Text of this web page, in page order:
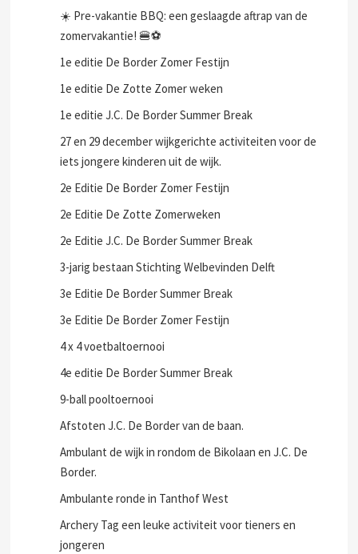
☀️ Pre-vakantie BBQ: een geslaagde aftrap van de
zomervakantie! 🍔⚽
1e editie De Border Zomer Festijn
1e editie De Zotte Zomer weken
1e editie J.C. De Border Summer Break
27 en 29 december wijkgerichte activiteiten voor de
iets jongere kinderen uit de wijk.
2e Editie De Border Zomer Festijn
2e Editie De Zotte Zomerweken
2e Editie J.C. De Border Summer Break
3-jarig bestaan Stichting Welbevinden Delft
3e Editie De Border Summer Break
3e Editie De Border Zomer Festijn
4 x 4 voetbaltoernooi
4e editie De Border Summer Break
9-ball pooltoernooi
Afstoten J.C. De Border van de baan.
Ambulant de wijk in rondom de Bikolaan en J.C. De
Border.
Ambulante ronde in Tanthof West
Archery Tag een leuke activiteit voor tieners en
jongeren